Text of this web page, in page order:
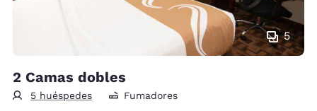
5
2 Camas dobles
5 huéspedes Fumadores